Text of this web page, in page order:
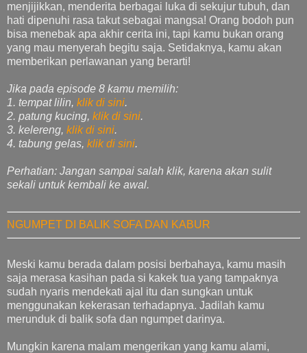
menjijikkan, menderita berbagai luka di sekujur tubuh, dan
hati dipenuhi rasa takut sebagai mangsa! Orang bodoh pun
bisa menebak apa akhir cerita ini, tapi kamu bukan orang
yang mau menyerah begitu saja. Setidaknya, kamu akan
memberikan perlawanan yang berarti!
Jika pada episode 8 kamu memilih:
1. tempat lilin, klik di sini.
2. patung kucing, klik di sini.
3. kelereng, klik di sini.
4. tabung gelas, klik di sini.
Perhatian: Jangan sampai salah klik, karena akan sulit
sekali untuk kembali ke awal.
NGUMPET DI BALIK SOFA DAN KABUR
Meski kamu berada dalam posisi berbahaya, kamu masih
saja merasa kasihan pada si kakek tua yang tampaknya
sudah nyaris mendekati ajal itu dan sungkan untuk
menggunakan kekerasan terhadapnya. Jadilah kamu
merunduk di balik sofa dan ngumpet darinya.
Mungkin karena malam mengerikan yang kamu alami,